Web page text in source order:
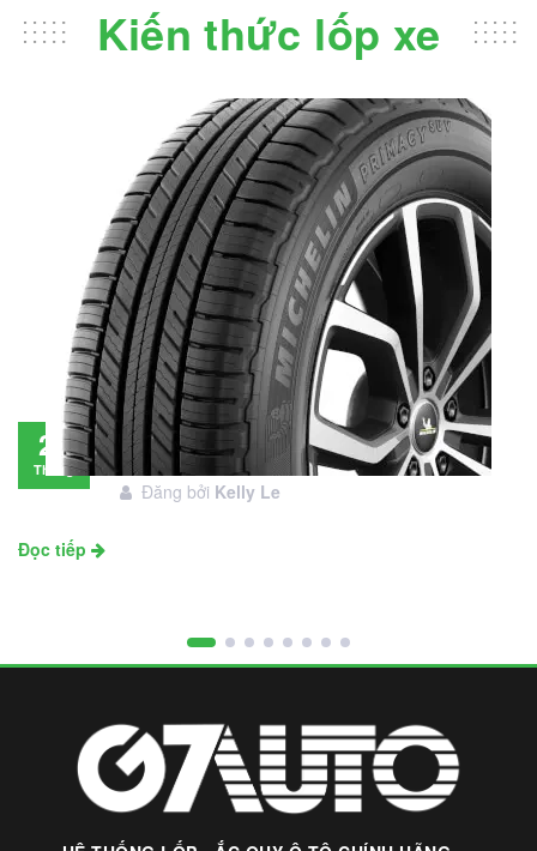
Kiến thức lốp xe
28
Tháng
Đánh giá lốp Michelin Primacy SUV: Đáng
đầu tư không?
Đăng bởi Kelly Le
Đọc tiếp